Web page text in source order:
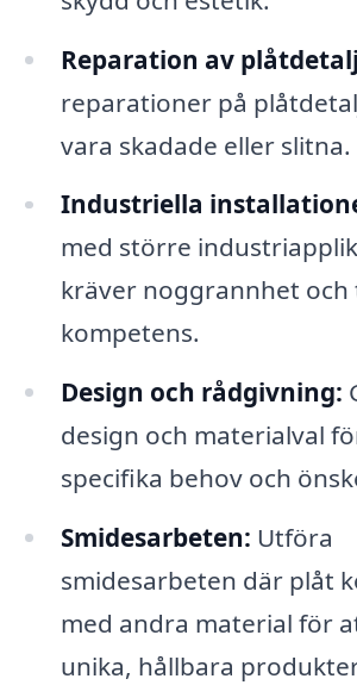
Reparation av
reparationer på
vara skadade eller slitna.
Industriella
med större
kräver noggrannhet och
kompetens.
Design och rådgivning:
design och materialval
specifika behov och
Smidesarbeten: Utföra
smidesarbeten där plåt
med andra material för
unika, hållbara